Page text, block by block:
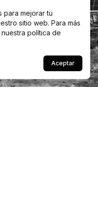
para mejorar tu
sitio web. Para más
política de
Aceptar